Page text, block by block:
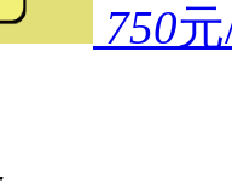
750